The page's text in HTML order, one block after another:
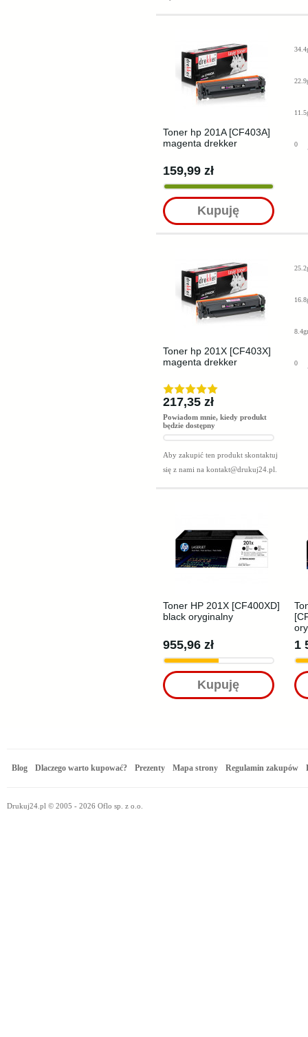
Toner hp 201A [CF403A]
magenta drekker
159,99 zł
Kupuję
0
Toner hp 201X [CF403X]
magenta drekker
217,35 zł
Powiadom mnie, kiedy produkt
będzie dostępny
Aby zakupić ten produkt skontaktuj
się z nami na kontakt@drukuj24.pl
8.4gr
0
Toner HP 201X [CF400XD]
black oryginalny
955,96 zł
Kupuję
1
Blog Dlaczego warto kupować? Prezenty Mapa strony Regulamin zakupów
Drukuj24.pl © 2005 - 2026 Oflo sp. z o.o.